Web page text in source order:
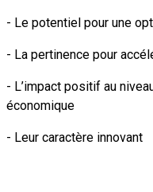
- Le potentiel pour une
- La pertinence pour
- L’impact positif au
économique
- Leur caractère innovant